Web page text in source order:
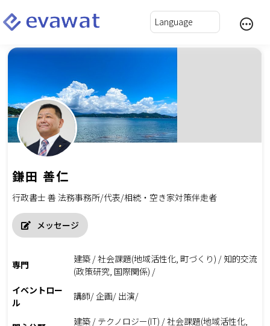
鎌田 善仁
行政書士 善 法務事務所/代表/相続・空き家対策伴走者
メッセージ
専門
建築 / 社会課題(地域活性化, 町づくり) / 知的交流
(政策研究, 国際関係) /
イベントロー
ル
講師/ 企画/ 出演/
建築 / テクノロジー(IT) / 社会課題(地域活性化,